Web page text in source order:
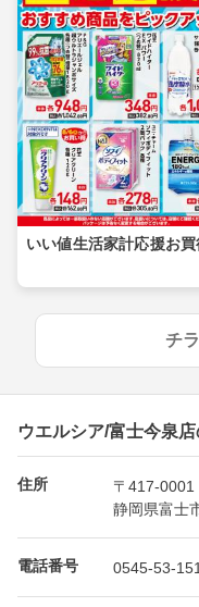
いい値生活家計応援お買
チ
ウエルシア/富士今泉
住所
〒417-0001
静岡県富士
電話番号 0545-53-